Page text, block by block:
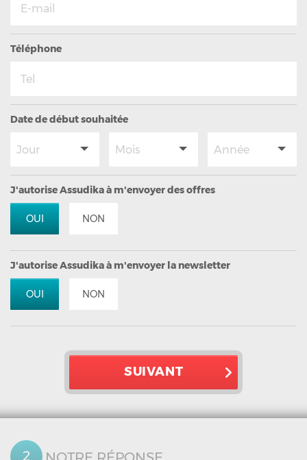
Téléphone
Date de début souhaitée
J'autorise Assudika à m'envoyer des offres
OUI NON
J'autorise Assudika à m'envoyer la newsletter
OUI NON
SUIVANT